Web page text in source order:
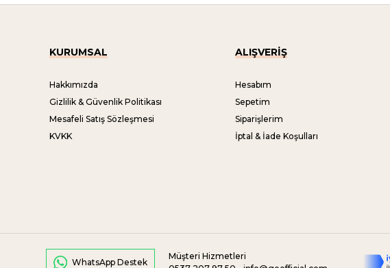
KURUMSAL
Hakkımızda
Gizlilik & Güvenlik Politikası
Mesafeli Satış Sözleşmesi
KVKK
ALIŞVERİŞ
Hesabım
Sepetim
Siparişlerim
İptal & İade Koşulları
WhatsApp Destek
Müşteri Hizmetleri